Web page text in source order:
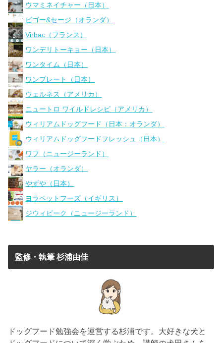
ウマミネイチャー（日本）
ビゴー&セージ（オランダ）
Virbac（フランス）
ワンデリトーキョー（日本）
ワンタイム（日本）
ワンプレート（日本）
ウェルネス（アメリカ）
ニュートロ ワイルドレシピ（アメリカ）
ウィリアムドッグフード（日本：オランダ）
ウィリアムドッグフードフレッシュ（日本）
ワフ（ニュージーランド）
ヤラー（オランダ）
やずや（日本）
ヨラペットフーズ（イギリス）
ジウィピーク（ニュージーランド）
監修・執筆 杉浦由佳
ドッグフード勉強会を運営する杉浦です。大好きな犬と